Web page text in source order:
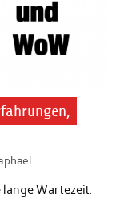
Wartezeit.